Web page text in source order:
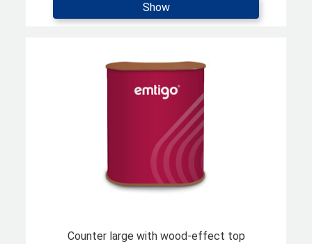
Show
Counter large with wood-effect top